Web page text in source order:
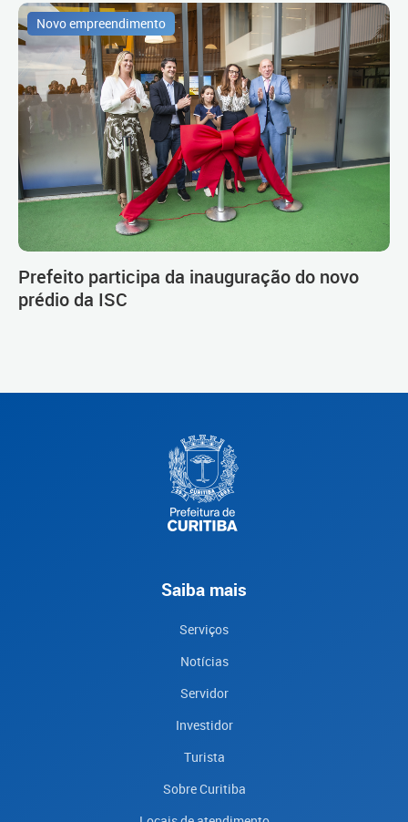
Novo empreendimento
Prefeito participa da inauguração do novo
prédio da ISC
Saiba mais
Serviços
Notícias
Servidor
Investidor
Turista
Sobre Curitiba